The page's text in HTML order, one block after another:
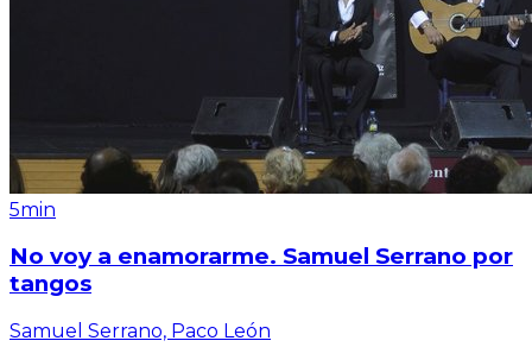
5min
No voy a enamorarme. Samuel Serrano por
tangos
Samuel Serrano, Paco León